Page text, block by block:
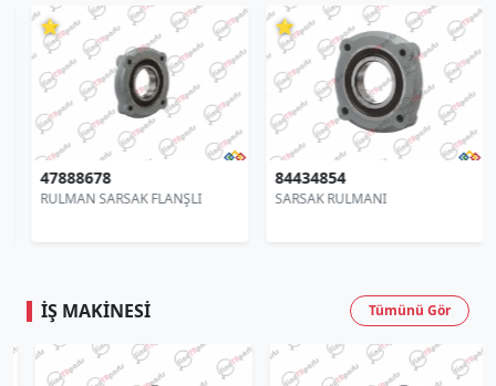
⭐
47888678
RULMAN SARSAK FLANŞLI
⭐
84434854
SARSAK RULMANI
İŞ MAKINESI Tümünü Gör